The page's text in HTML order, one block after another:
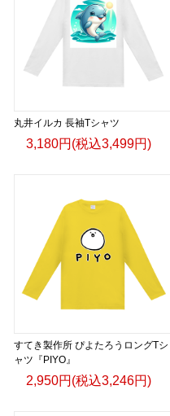
丸井イルカ 長袖Tシャツ
3,180円(税込3,499円)
すてき製作所 ぴよたろうロングTシ
ャツ『PIYO』
2,950円(税込3,246円)